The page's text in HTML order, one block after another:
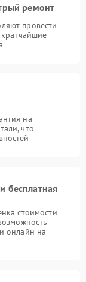
ремонт
провести
кратчайшие
на
что
бесплатная
стоимости
онлайн на